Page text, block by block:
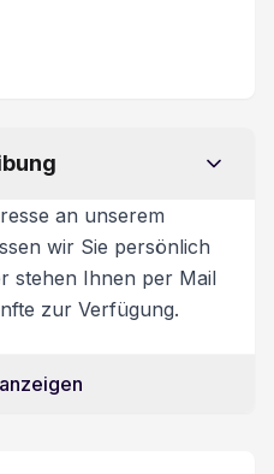
Zonen
RDK
an unserem
wir Sie persönlich
stehen Ihnen per Mail
zur Verfügung.
inkl. 8.1%